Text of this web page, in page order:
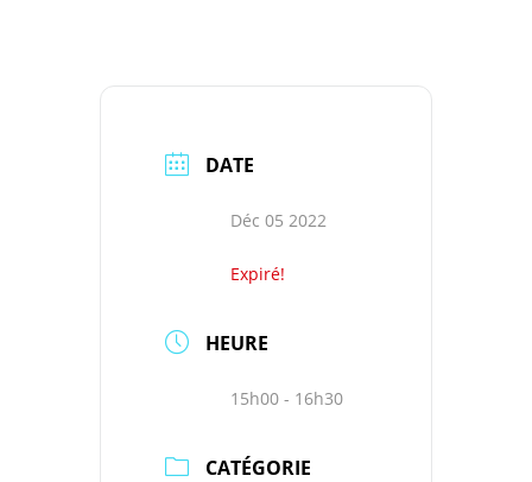
DATE
Déc 05 2022
Expiré!
HEURE
15h00 - 16h30
CATÉGORIE